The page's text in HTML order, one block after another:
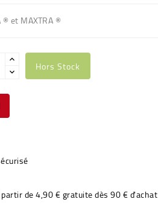
et MAXTRA ®
Hors Stock
de 4,90 € gratuite dès 90 € d'achat